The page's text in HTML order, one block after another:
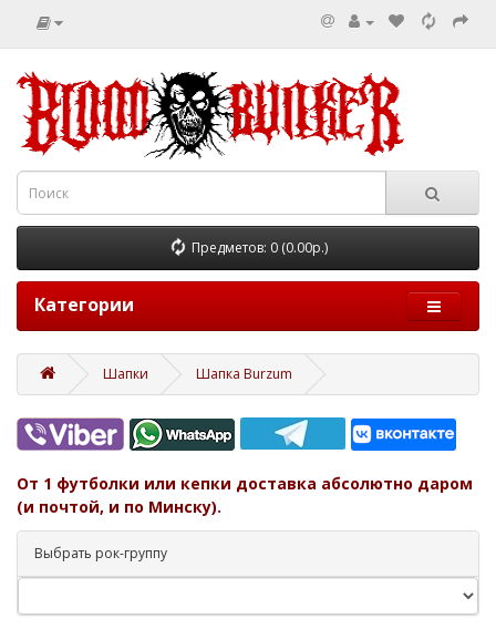
Предметов: 0 (0.00р.)
Категории
Шапки Шапка Burzum
От 1 футболки или кепки доставка абсолютно даром
(и почтой, и по Минску).
Выбрать рок-группу